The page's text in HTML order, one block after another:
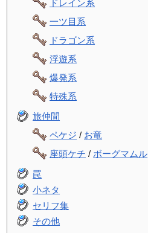
ドレイン系
一ツ目系
ドラゴン系
浮遊系
爆発系
特殊系
旅仲間
ペケジ / お竜
座頭ケチ / ボーグマムル
罠
小ネタ
セリフ集
その他